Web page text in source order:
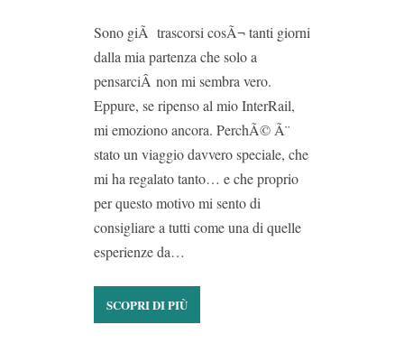
Sono giÃ trascorsi cosÃ¬ tanti giorni
dalla mia partenza che solo a
pensarciÂ non mi sembra vero.
Eppure, se ripenso al mio InterRail,
mi emoziono ancora. PerchÃ© Ã¨
stato un viaggio davvero speciale, che
mi ha regalato tanto… e che proprio
per questo motivo mi sento di
consigliare a tutti come una di quelle
esperienze da…
SCOPRI DI PIÙ